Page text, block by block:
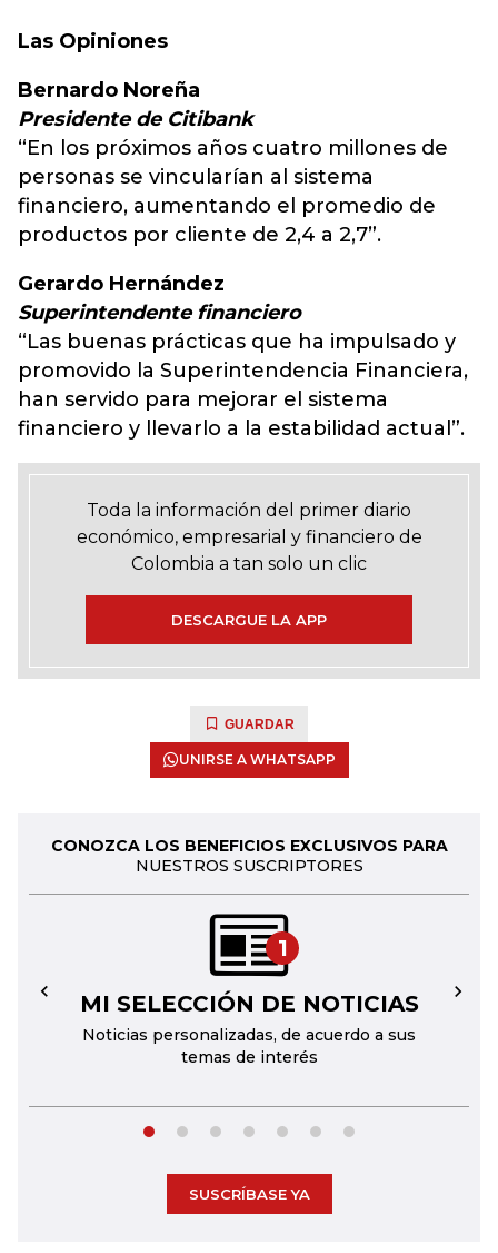
Las Opiniones
Bernardo Noreña
Presidente de Citibank
“En los próximos años cuatro millones de
personas se vincularían al sistema
financiero, aumentando el promedio de
productos por cliente de 2,4 a 2,7”.
Gerardo Hernández
Superintendente financiero
“Las buenas prácticas que ha impulsado y
promovido la Superintendencia Financiera,
han servido para mejorar el sistema
financiero y llevarlo a la estabilidad actual”.
Toda la información del primer diario
económico, empresarial y financiero de
Colombia a tan solo un clic
DESCARGUE LA APP
GUARDAR
UNIRSE A WHATSAPP
CONOZCA LOS BENEFICIOS EXCLUSIVOS PARA
NUESTROS SUSCRIPTORES
1
MI SELECCIÓN DE NOTICIAS
Noticias personalizadas, de acuerdo a sus
temas de interés
← →
SUSCRÍBASE YA